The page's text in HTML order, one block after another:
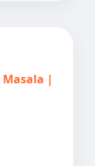
Masala |